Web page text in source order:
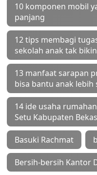
10 komponen mobil
panjang
12 tips membagi
sekolah anak tak
13 manfaat sarapan
bisa bantu anak
14 ide usaha
Setu Kabupaten
Basuki Rachmat
Bersih-bersih Kantor